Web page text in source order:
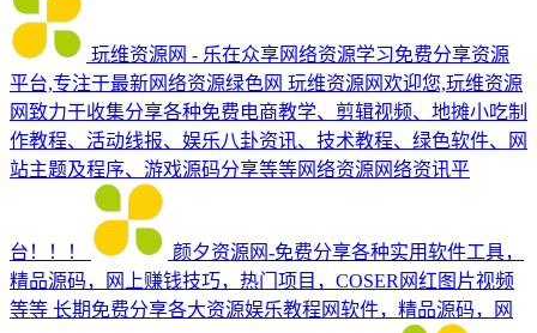
玩维资源网 - 乐在众享网络资源学习免费分享资源
平台,专注于最新网络资源绿色网 玩维资源网欢迎您,玩维资源
网致力于收集分享各种免费电商教学、剪辑视频、地摊小吃制
作教程、活动线报、娱乐八卦资讯、技术教程、绿色软件、网
站主题及程序、游戏源码分享等等网络资源网络资讯平
台！！！
颜夕资源网-免费分享各种实用软件工具，
精品源码，网上赚钱技巧，热门项目，COSER网红图片视频
等等 长期免费分享各大资源娱乐教程网软件，精品源码，网